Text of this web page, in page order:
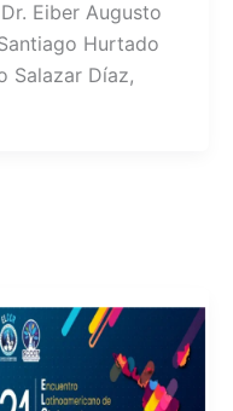
Eiber Augusto
Hurtado
Salazar Díaz,